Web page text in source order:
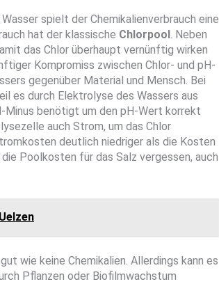
spielt der Chemikalienverbrauch eine
hat der klassische Chlorpool. Neben
das Chlor überhaupt vernünftig wirken
Kompromiss zwischen Chlor- und pH-
gegenüber Material und Mensch. Bei
es durch Elektrolyse des Wassers aus
Minus benötigt um den pH-Wert korrekt
auch Strom, um das Chlor
deutlich niedriger als die Kosten
Poolkosten für das Salz vergessen, auch
wie keine Chemikalien. Allerdings kann es
Pflanzen oder Biofilmwachstum